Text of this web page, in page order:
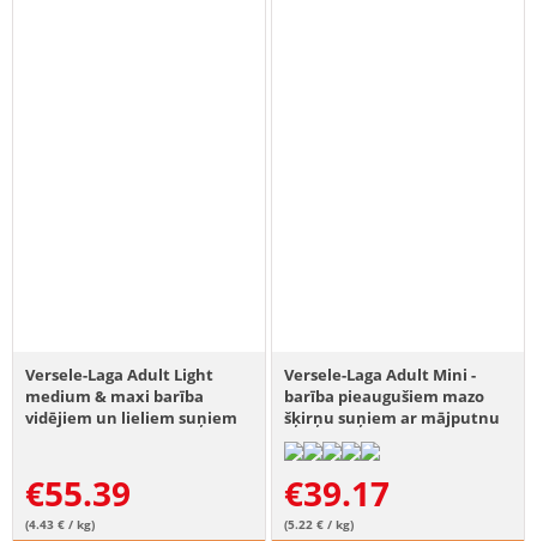
Versele-Laga Adult Light
medium & maxi barība
vidējiem un lieliem suņiem
€55.39
(4.43 € / kg)
Versele-Laga Adult Mini -
barība pieaugušiem mazo
šķirņu suņiem ar mājputnu
gaļu un rīsiem 7,5 kg
€39.17
(5.22 € / kg)